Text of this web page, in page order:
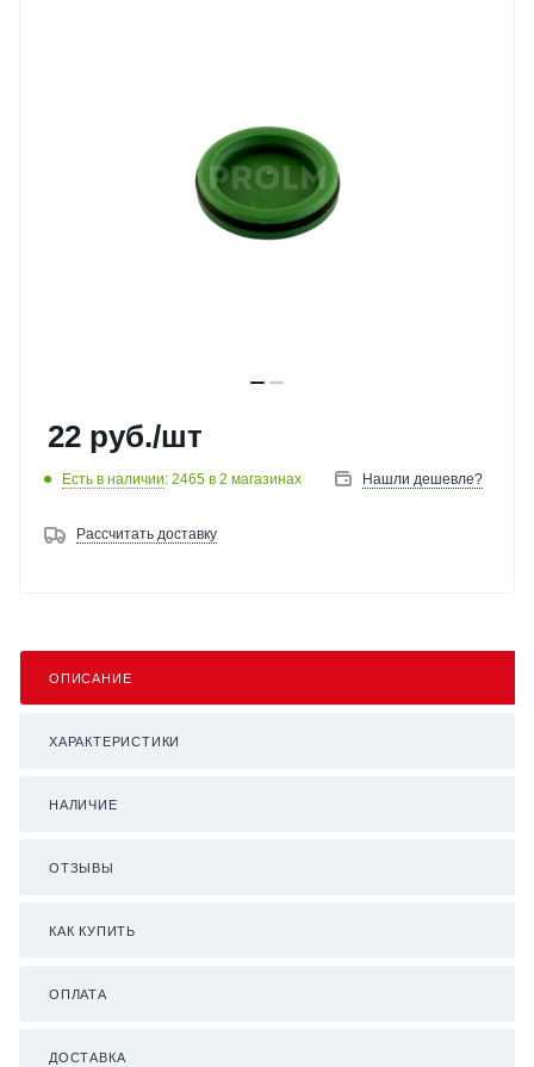
22 руб./шт
Есть в наличии: 2465 в 2 магазинах Нашли дешевле?
Рассчитать доставку
ОПИСАНИЕ
ХАРАКТЕРИСТИКИ
НАЛИЧИЕ
ОТЗЫВЫ
КАК КУПИТЬ
ОПЛАТА
ДОСТАВКА